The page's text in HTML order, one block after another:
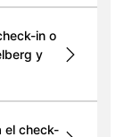
in o
y
el check-